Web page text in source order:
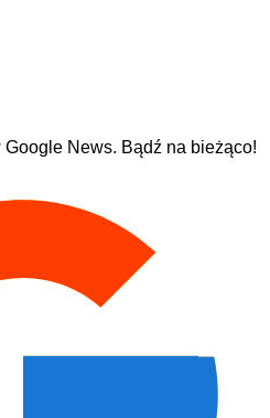
News. Bądź na bieżąco!